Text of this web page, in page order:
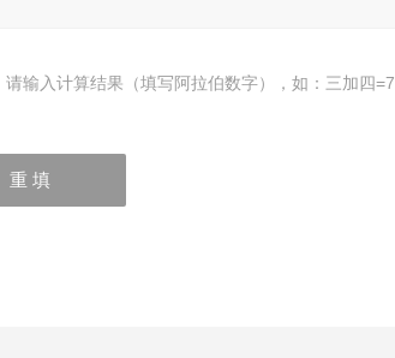
请输入计算结果（填写阿拉伯数字），如：三加四=7